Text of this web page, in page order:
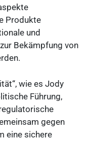
Produkte
und
Bekämpfung von
wie es Jody
Führung,
gegen
eine sichere